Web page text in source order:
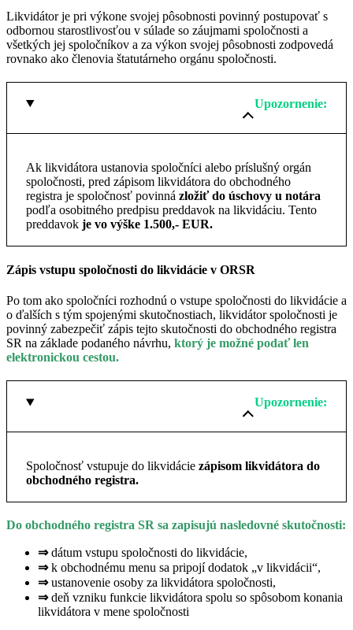
Likvidátor je pri výkone svojej pôsobnosti povinný postupovať s
odbornou starostlivosťou v súlade so záujmami spoločnosti a
všetkých jej spoločníkov a za výkon svojej pôsobnosti zodpovedá
rovnako ako členovia štatutárneho orgánu spoločnosti.
Upozornenie:
Ak likvidátora ustanovia spoločníci alebo príslušný orgán
spoločnosti, pred zápisom likvidátora do obchodného
registra je spoločnosť povinná zložiť do úschovy u notára
podľa osobitného predpisu preddavok na likvidáciu. Tento
preddavok je vo výške 1.500,- EUR.
Zápis vstupu spoločnosti do likvidácie v ORSR
Po tom ako spoločníci rozhodnú o vstupe spoločnosti do likvidácie a
o ďalších s tým spojenými skutočnostiach, likvidátor spoločnosti je
povinný zabezpečiť zápis tejto skutočnosti do obchodného registra
SR na základe podaného návrhu, ktorý je možné podať len
elektronickou cestou.
Upozornenie:
Spoločnosť vstupuje do likvidácie zápisom likvidátora do
obchodného registra.
Do obchodného registra SR sa zapisujú nasledovné skutočnosti:
⇒dátum vstupu spoločnosti do likvidácie,
⇒k obchodnému menu sa pripojí dodatok „v likvidácii“,
⇒ustanovenie osoby za likvidátora spoločnosti,
⇒deň vzniku funkcie likvidátora spolu so spôsobom konania
likvidátora v mene spoločnosti